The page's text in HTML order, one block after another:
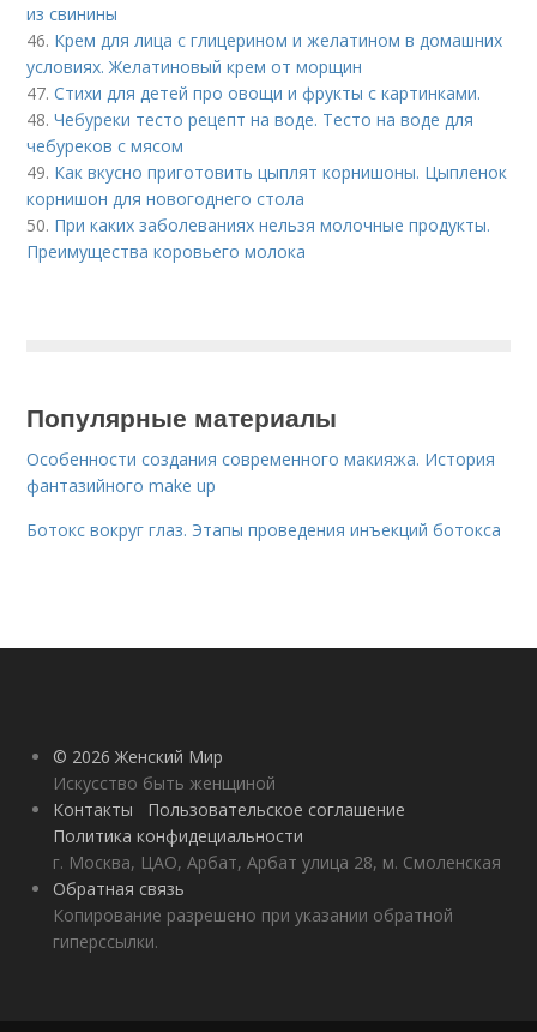
из свинины
46. Крем для лица с глицерином и желатином в домашних
условиях. Желатиновый крем от морщин
47.Стихи для детей про овощи и фрукты с картинками.
48.Чебуреки тесто рецепт на воде. Тесто на воде для
чебуреков с мясом
49. Как вкусно приготовить цыплят корнишоны. Цыпленок
корнишон для новогоднего стола
50. При каких заболеваниях нельзя молочные продукты.
Преимущества коровьего молока
Популярные материалы
Особенности создания современного макияжа. История
фантазийного make up
Ботокс вокруг глаз. Этапы проведения инъекций ботокса
© 2026 Женский Мир
Искусство быть женщиной
Контакты
Пользовательское соглашение
Политика конфидециальности
г. Москва, ЦАО, Арбат, Арбат улица 28, м. Смоленская
Обратная связь
Копирование разрешено при указании обратной
гиперссылки.